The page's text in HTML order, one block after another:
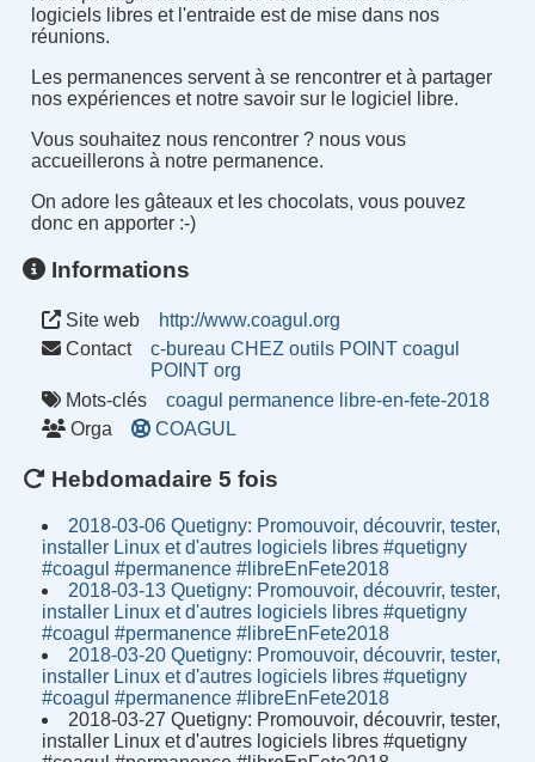
logiciels libres et l'entraide est de mise dans nos
réunions.
Les permanences servent à se rencontrer et à partager
nos expériences et notre savoir sur le logiciel libre.
Vous souhaitez nous rencontrer ? nous vous
accueillerons à notre permanence.
On adore les gâteaux et les chocolats, vous pouvez
donc en apporter :-)
Informations
Site web
http://www.coagul.org
Contact
c-bureau CHEZ outils POINT coagul
POINT org
Mots-clés
coagul permanence libre-en-fete-2018
Orga
COAGUL
Hebdomadaire 5 fois
2018-03-06 Quetigny: Promouvoir, découvrir, tester,
installer Linux et d'autres logiciels libres #quetigny
#coagul #permanence #libreEnFete2018
2018-03-13 Quetigny: Promouvoir, découvrir, tester,
installer Linux et d'autres logiciels libres #quetigny
#coagul #permanence #libreEnFete2018
2018-03-20 Quetigny: Promouvoir, découvrir, tester,
installer Linux et d'autres logiciels libres #quetigny
#coagul #permanence #libreEnFete2018
2018-03-27 Quetigny: Promouvoir, découvrir, tester,
installer Linux et d'autres logiciels libres #quetigny